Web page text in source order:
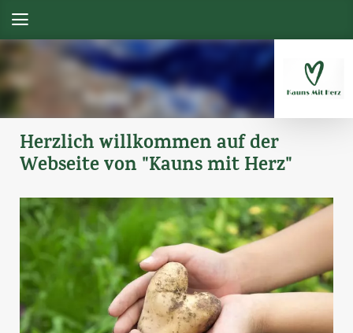
Herzlich willkommen auf der
Webseite von "Kauns mit Herz"